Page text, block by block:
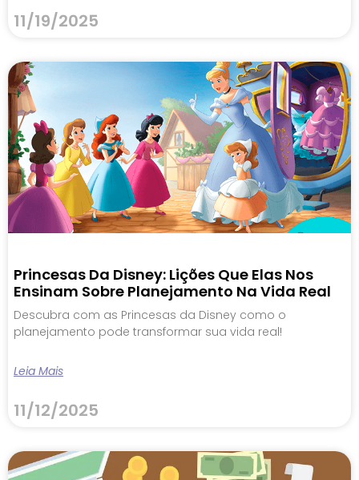
11/19/2025
Princesas Da Disney: Lições Que Elas Nos
Ensinam Sobre Planejamento Na Vida Real
Descubra com as Princesas da Disney como o
planejamento pode transformar sua vida real!
Leia Mais
11/12/2025